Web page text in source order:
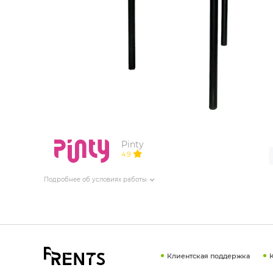
ИЗДЕЛИЯ ДЛЯ КОМФОРТА
Pinty
4.9
Подробнее об условиях работы
Клиентская поддержка